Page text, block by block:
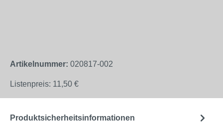
Artikelnummer: 020817-002
Listenpreis: 11,50 €
Produktsicherheitsinformationen